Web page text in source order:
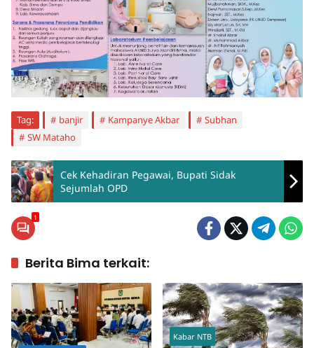
Tag: banjir Kampanye Akbar
Subhan
SW Mataho
Cek Kehadiran Pegawai, Bupati Sidak
Sejumlah OPD
1
Berita Bima terkait:
Kabar NTB